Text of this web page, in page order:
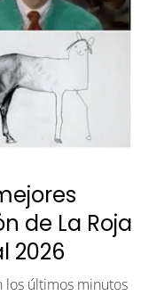
de La Roja
2026
los últimos minutos